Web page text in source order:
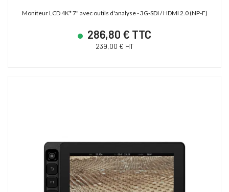
Moniteur LCD 4K* 7" avec outils d'analyse - 3G-SDI / HDMI 2.0 (NP-F)
286,80 € TTC
239,00 € HT